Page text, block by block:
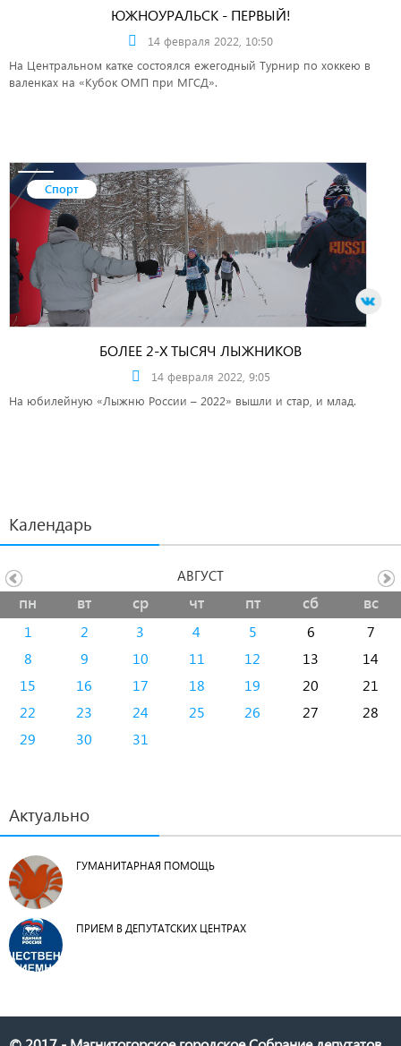
ЮЖНОУРАЛЬСК - ПЕРВЫЙ!
14 февраля 2022, 10:50
На Центральном катке состоялся ежегодный Турнир по хоккею в
валенках на «Кубок ОМП при МГСД».
Спорт
БОЛЕЕ 2-Х ТЫСЯЧ ЛЫЖНИКОВ
14 февраля 2022, 9:05
На юбилейную «Лыжню России – 2022» вышли и стар, и млад.
Календарь
пн вт ср чт пт сб вс
1 2 3 4 5 6
7
8
9 10 11 12 13
14
15
16 17 18 19 20
21
22
23 24 25 26 27
28
29
30 31
АВГУСТ
Актуально
ГУМАНИТАРНАЯ ПОМОЩЬ
ПРИЕМ В ДЕПУТАТСКИХ ЦЕНТРАХ